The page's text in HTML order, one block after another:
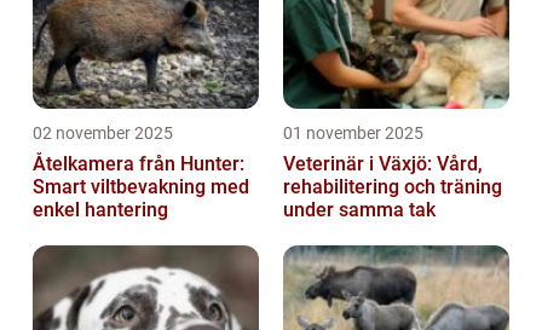
02 november 2025
Åtelkamera från Hunter:
Smart viltbevakning med
enkel hantering
01 november 2025
Veterinär i Växjö: Vård,
rehabilitering och träning
under samma tak